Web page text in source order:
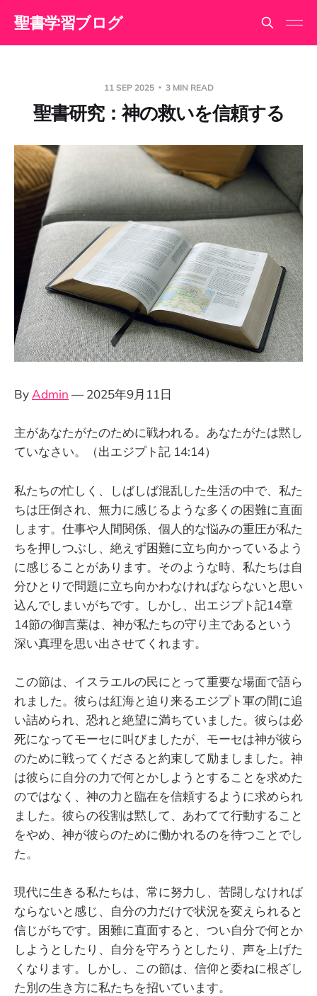
聖書学習ブログ
11 SEP 2025 3 MIN READ
聖書研究：神の救いを信頼する
ByAdmin — 2025年9月11日
主があなたがたのために戦われる。あなたがたは黙し
ていなさい。（出エジプト記 14:14）
私たちの忙しく、しばしば混乱した生活の中で、私た
ちは圧倒され、無力に感じるような多くの困難に直面
します。仕事や人間関係、個人的な悩みの重圧が私た
ちを押しつぶし、絶えず困難に立ち向かっているよう
に感じることがあります。そのような時、私たちは自
分ひとりで問題に立ち向かわなければならないと思い
込んでしまいがちです。しかし、出エジプト記14章
14節の御言葉は、神が私たちの守り主であるという
深い真理を思い出させてくれます。
この節は、イスラエルの民にとって重要な場面で語ら
れました。彼らは紅海と迫り来るエジプト軍の間に追
い詰められ、恐れと絶望に満ちていました。彼らは必
死になってモーセに叫びましたが、モーセは神が彼ら
のために戦ってくださると約束して励ましました。神
は彼らに自分の力で何とかしようとすることを求めた
のではなく、神の力と臨在を信頼するように求められ
ました。彼らの役割は黙して、あわてて行動すること
をやめ、神が彼らのために働かれるのを待つことでし
た。
現代に生きる私たちは、常に努力し、苦闘しなければ
ならないと感じ、自分の力だけで状況を変えられると
信じがちです。困難に直面すると、つい自分で何とか
しようとしたり、自分を守ろうとしたり、声を上げた
くなります。しかし、この節は、信仰と委ねに根ざし
た別の生き方に私たちを招いています。